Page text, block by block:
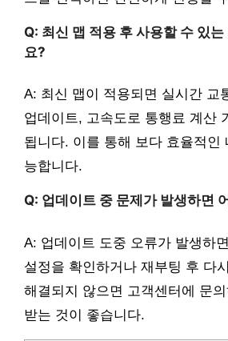
Q: 최신 맵 적용 후 사용할 수 있
요?
A: 최신 맵이 적용되면 실시간 교
업데이트, 고속도로 통행료 계산
됩니다. 이를 통해 보다 효율적인
능합니다.
Q: 업데이트 중 문제가 발생하면
A: 업데이트 도중 오류가 발생하
설정을 확인하거나 재부팅 후 다
해결되지 않으면 고객센터에 문
받는 것이 좋습니다.